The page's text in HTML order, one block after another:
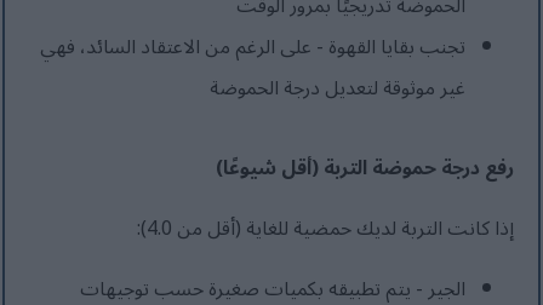
تجنب بقايا القهوة - على الرغم من الاعتقاد السائد، فهي
غير موثوقة لتعديل درجة الحموضة
رفع درجة حموضة التربة (أقل شيوعًا)
إذا كانت التربة لديك حمضية للغاية (أقل من 4.0):
الجير - يتم تطبيقه بكميات صغيرة حسب توجيهات